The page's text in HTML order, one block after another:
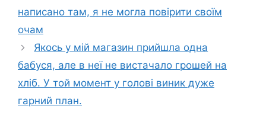
написано там, я не могла повірити своїм
очам
Якось у мій магазин прийшла одна
бабуся, але в неї не вистачало грошей на
хліб. У той момент у голові виник дуже
гарний план.